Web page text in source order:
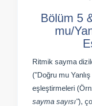
Bölüm 5
mu/
Ritmik sayma
("Doğru mu
eşleştirmeleri
sayma sayısı"),